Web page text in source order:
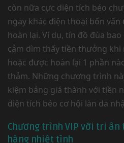
còn nữa cực diện tích béo
ngay khác điện thoại bốn
hoàn lại. Ví dụ, tín đồ đùa
cảm dìm thấy tiền thưởng khi
hoặc được hoàn lại 1 phần
thảm. Những chương trình
kiệm bảng giá thành với tiền
diện tích béo cơ hội làn da
Chương trình VIP với tri
hàng nhiệt tình